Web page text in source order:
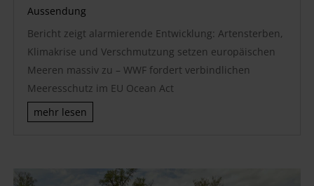
Aussendung
Bericht zeigt alarmierende Entwicklung: Artensterben,
Klimakrise und Verschmutzung setzen europäischen
Meeren massiv zu – WWF fordert verbindlichen
Meeresschutz im EU Ocean Act
mehr lesen